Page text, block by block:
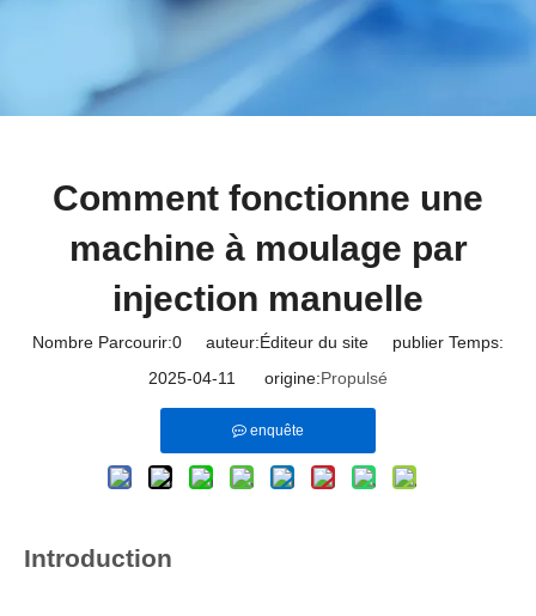
Comment fonctionne une
machine à moulage par
injection manuelle
Nombre Parcourir:0 auteur:Éditeur du site publier Temps:
2025-04-11 origine:Propulsé
enquête
Introduction